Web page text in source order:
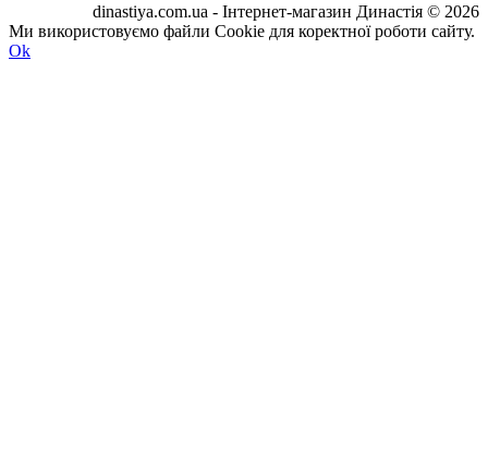
dinastiya.com.ua - Інтернет-магазин Династія © 2026
Ми використовуємо файли Cookie для коректної роботи сайту.
Ok